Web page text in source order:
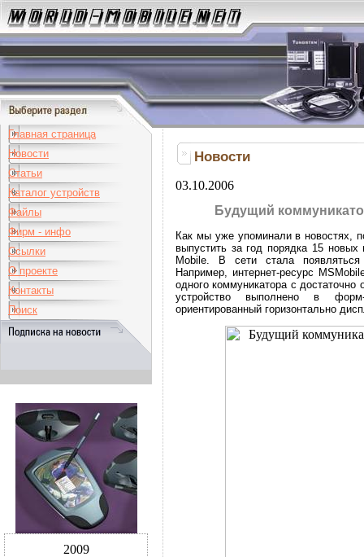
Главная страница
Новости
Статьи
Каталог устройств
Файлы
Фирм - инфо
Ссылки
О проекте
Контакты
Поиск
2009
Новости
03.10.2006
Будущий
Как мы уже упоминали в новостях,
выпустить за год порядка 15
Mobile. В сети стала
Например, интернет-ресурс
одного коммуникатора с
устройство выполнено в
ориентированный горизонтально